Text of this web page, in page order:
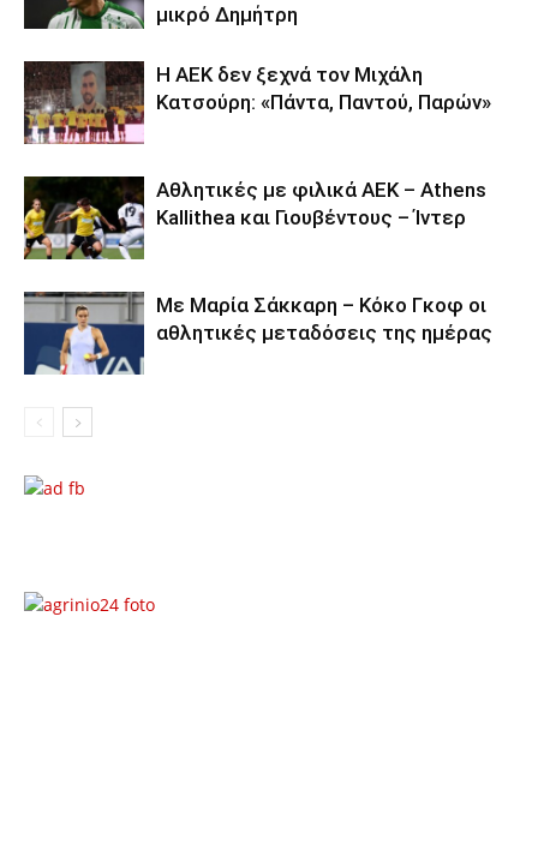
μικρό Δημήτρη
Η ΑΕΚ δεν ξεχνά τον Μιχάλη
Κατσούρη: «Πάντα, Παντού, Παρών»
Αθλητικές με φιλικά ΑΕΚ – Athens
Kallithea και Γιουβέντους – Ίντερ
Με Μαρία Σάκκαρη – Κόκο Γκοφ οι
αθλητικές μεταδόσεις της ημέρας